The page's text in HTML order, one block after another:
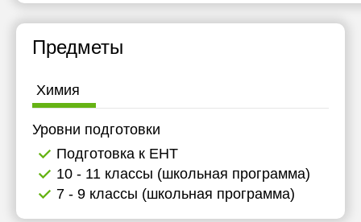
Предметы
Химия
Уровни подготовки
Подготовка к ЕНТ
10 - 11 классы (школьная программа)
7 - 9 классы (школьная программа)